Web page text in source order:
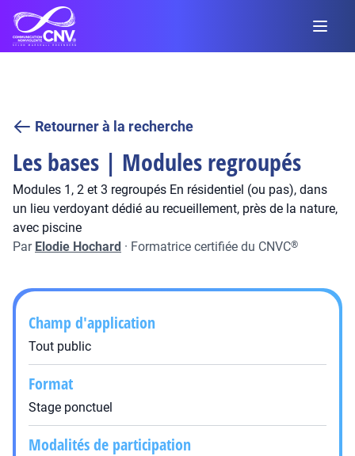
Retourner à la recherche
Les bases | Modules regroupés
Modules 1, 2 et 3 regroupés En résidentiel (ou pas), dans
un lieu verdoyant dédié au recueillement, près de la nature,
avec piscine
Par Elodie Hochard · Formatrice certifiée du CNVC®
Champ d'application
Tout public
Format
Stage ponctuel
Modalités de participation